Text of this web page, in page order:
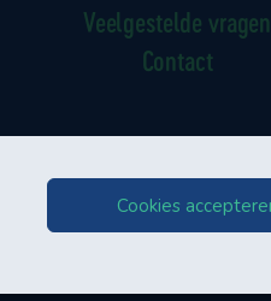
Cookies
Veelgestelde vragen
Contact